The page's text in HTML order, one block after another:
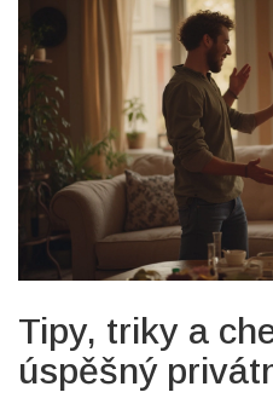
Tipy, triky a
úspěšný